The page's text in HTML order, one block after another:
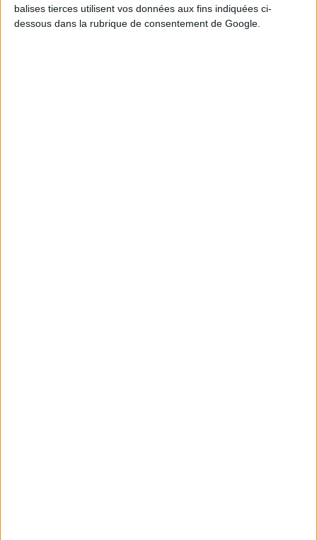
balises tierces utilisent vos données aux fins indiquées ci-
dessous dans la rubrique de consentement de Google.
2 15 16 21 23